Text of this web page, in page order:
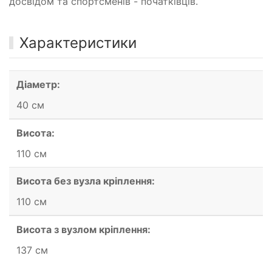
Характеристики
Діаметр:
40 см
Висота:
110 см
Висота без вузла кріплення:
110 см
Висота з вузлом кріплення:
137 см